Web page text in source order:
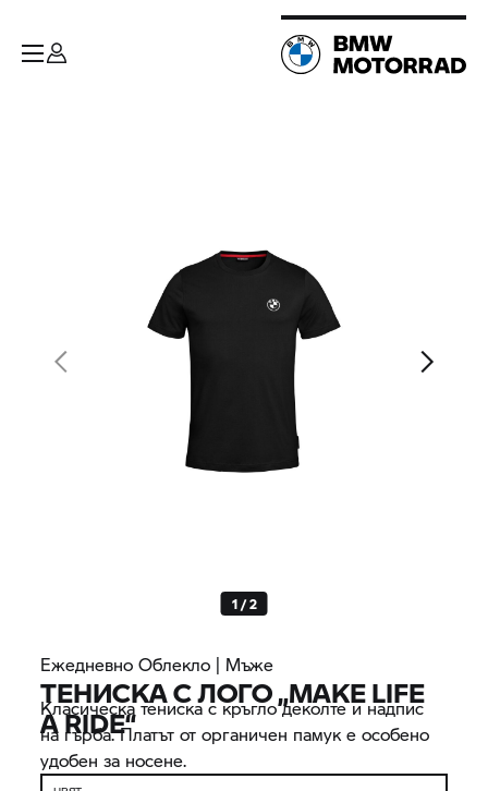
1 / 2
Ежедневно Облекло | Мъже
ТЕНИСКА С ЛОГО „MAKE LIFE
A RIDE“
Класическа тениска с кръгло деколте и надпис
на гърба. Платът от органичен памук е особено
удобен за носене.